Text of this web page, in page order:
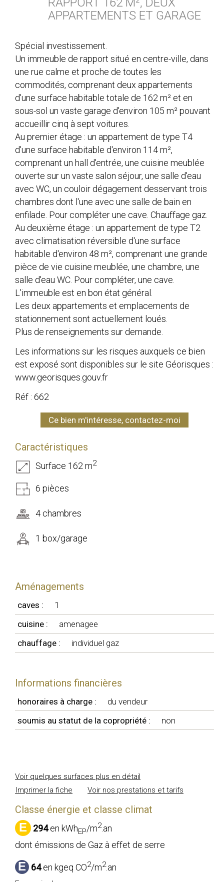
APPARTEMENTS ET GARAGE
Spécial investissement.
Un immeuble de rapport situé en centre-ville, dans
une rue calme et proche de toutes les
commodités, comprenant deux appartements
d'une surface habitable totale de 162 m² et en
sous-sol un vaste garage d'environ 105 m² pouvant
accueillir cinq à sept voitures.
Au premier étage : un appartement de type T4
d'une surface habitable d'environ 114 m²,
comprenant un hall d'entrée, une cuisine meublée
ouverte sur un vaste salon séjour, une salle d'eau
avec WC, un couloir dégagement desservant trois
chambres dont l'une avec une salle de bain en
enfilade. Pour compléter une cave. Chauffage gaz.
Au deuxième étage : un appartement de type T2
avec climatisation réversible d'une surface
habitable d'environ 48 m², comprenant une grande
pièce de vie cuisine meublée, une chambre, une
salle d'eau WC. Pour compléter, une cave.
L'immeuble est en bon état général.
Les deux appartements et emplacements de
stationnement sont actuellement loués.
Plus de renseignements sur demande.
Les informations sur les risques auxquels ce bien
est exposé sont disponibles sur le site Géorisques :
www.georisques.gouv.fr
Réf : 662
Ce bien m'intéresse, contactez-moi
Caractéristiques
Surface 162 m2
6 pièces
4 chambres
1 box/garage
Aménagements
caves :
1
cuisine :
amenagee
chauffage :
individuel gaz
Informations financières
honoraires à charge :
du vendeur
soumis au statut de la copropriété :
non
Voir quelques surfaces plus en détail
Imprimer la fiche
Voir nos prestations et tarifs
Classe énergie et classe climat
E 294en kWhEP/m2.an
dont émissions de Gaz à effet de serre
E 64en kgeq CO2/m2.an